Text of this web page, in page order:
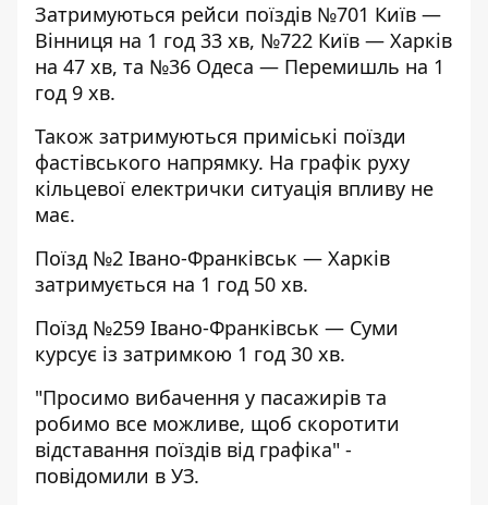
Затримуються рейси поїздів №701 Київ —
Вінниця на 1 год 33 хв, №722 Київ — Харків
на 47 хв, та №36 Одеса — Перемишль на 1
год 9 хв.
Також затримуються приміські поїзди
фастівського напрямку. На графік руху
кільцевої електрички ситуація впливу не
має.
Поїзд №2 Івано-Франківськ — Харків
затримується на 1 год 50 хв.
Поїзд №259 Івано-Франківськ — Суми
курсує із затримкою 1 год 30 хв.
"Просимо вибачення у пасажирів та
робимо все можливе, щоб скоротити
відставання поїздів від графіка" -
повідомили в УЗ.